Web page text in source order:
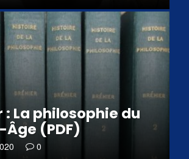
: La philosophie du
(PDF)
0